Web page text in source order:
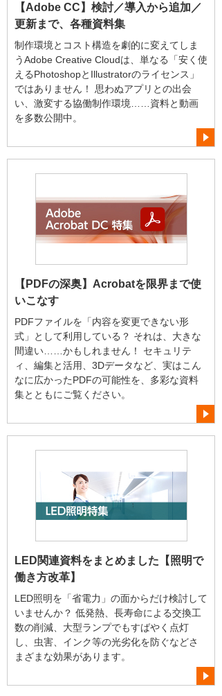
【Adobe CC】検討／導入から追加／
更新まで、各種資料集
制作環境とコスト構造を劇的に変えてしま
うAdobe Creative Cloudは、単なる「安く使
えるPhotoshopとIllustratorのライセンス」
ではありません！ 思わぬアプリとの出会
い、激変する協働制作環境……資料と動画
を多数公開中。
【PDFの深奥】Acrobatを限界まで使
いこなす
PDFファイルを「内容を変更できない形
式」として利用している？ それは、大きな
間違い……かもしれません！ セキュリテ
ィ、編集と活用、3Dデータなど、実はこん
なに広かったPDFの可能性を、多彩な資料
集とともにご覧ください。
LED関連資料をまとめました【照明で
働き方改革】
LED照明を「省電力」の面からだけ検討して
いませんか？ 低発熱、長寿命による交換工
数の削減、大型ランプでもすばやく点灯
し、虫害、インク等の光劣化を防ぐなどさ
まざまな効果があります。